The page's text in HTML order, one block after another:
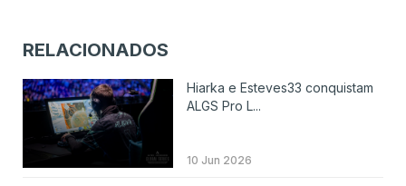
RELACIONADOS
Hiarka e Esteves33 conquistam
ALGS Pro L...
10 Jun 2026